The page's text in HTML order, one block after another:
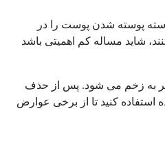
پوسته شدن پوست را در
شاید مساله کم اهمیتی باشد
به زخم می شود. پس از حذف
استفاده کنید تا از برخی عوارض